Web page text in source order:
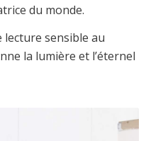
du monde.
sensible au
la lumière et l’éternel